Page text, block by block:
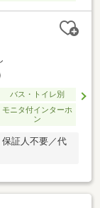
バス・トイレ別
モニタ付インターホ
ン
証人不要／代